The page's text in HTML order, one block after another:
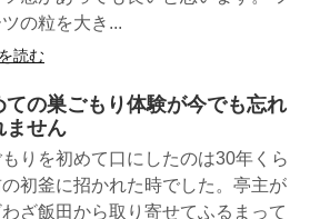
の粒を大き...
読む
ての巣ごもり体験が今でも忘れ
ません
りを初めて口にしたのは30年くら
初釜に招かれた時でした。亭主が
ざ飯田から取り寄せてふるまって